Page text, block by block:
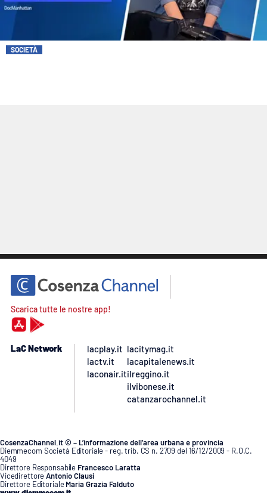
SOCIETÀ
Scarica tutte le nostre app!
LaC Network
lacplay.it
lactv.it
laconair.it
lacitymag.it
lacapitalenews.it
ilreggino.it
ilvibonese.it
catanzarochannel.it
CosenzaChannel.it © – L’informazione dell’area urbana e provincia
Diemmecom Società Editoriale - reg. trib. CS n. 2709 del 16/12/2009 - R.O.C.
4049
Direttore Responsabile Francesco Laratta
VicedirettoreAntonio Clausi
Direttore Editoriale Maria Grazia Falduto